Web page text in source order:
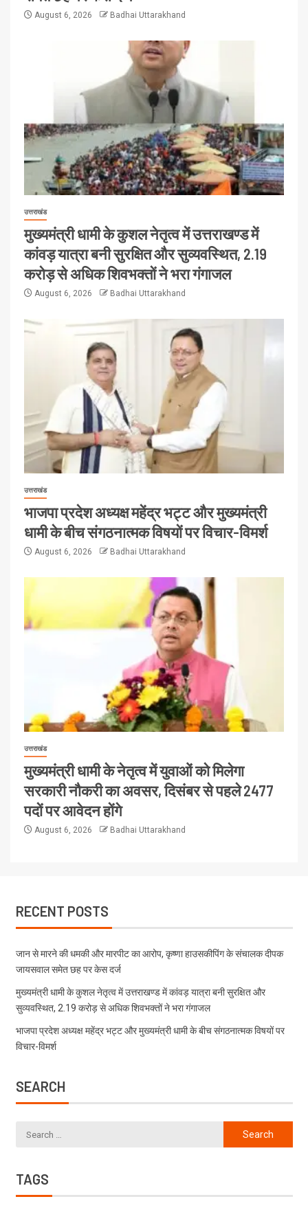
August 6, 2026 Badhai Uttarakhand
उत्तराखंड
मुख्यमंत्री धामी के कुशल नेतृत्व में उत्तराखण्ड में
कांवड़ यात्रा बनी सुरक्षित और सुव्यवस्थित, 2.19
करोड़ से अधिक शिवभक्तों ने भरा गंगाजल
August 6, 2026 Badhai Uttarakhand
उत्तराखंड
भाजपा प्रदेश अध्यक्ष महेंद्र भट्ट और मुख्यमंत्री
धामी के बीच संगठनात्मक विषयों पर विचार-विमर्श
August 6, 2026 Badhai Uttarakhand
उत्तराखंड
मुख्यमंत्री धामी के नेतृत्व में युवाओं को मिलेगा
सरकारी नौकरी का अवसर, दिसंबर से पहले 2477
पदों पर आवेदन होंगे
August 6, 2026 Badhai Uttarakhand
RECENT POSTS
जान से मारने की धमकी और मारपीट का आरोप, कृष्णा हाउसकीपिंग के संचालक दीपक
जायसवाल समेत छह पर केस दर्ज
मुख्यमंत्री धामी के कुशल नेतृत्व में उत्तराखण्ड में कांवड़ यात्रा बनी सुरक्षित और
सुव्यवस्थित, 2.19 करोड़ से अधिक शिवभक्तों ने भरा गंगाजल
भाजपा प्रदेश अध्यक्ष महेंद्र भट्ट और मुख्यमंत्री धामी के बीच संगठनात्मक विषयों पर
विचार-विमर्श
SEARCH
TAGS